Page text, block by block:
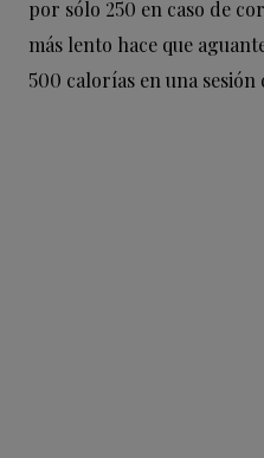
por sólo 250 en caso de
más lento hace que
500 calorías en una sesión